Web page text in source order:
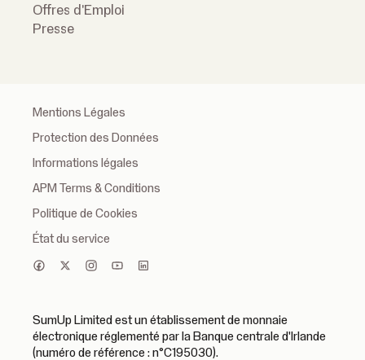
Offres d'Emploi
Presse
Mentions Légales
Protection des Données
Informations légales
APM Terms & Conditions
Politique de Cookies
État du service
SumUp Limited est un établissement de monnaie
électronique réglementé par la Banque centrale d'Irlande
(numéro de référence : n°C195030).